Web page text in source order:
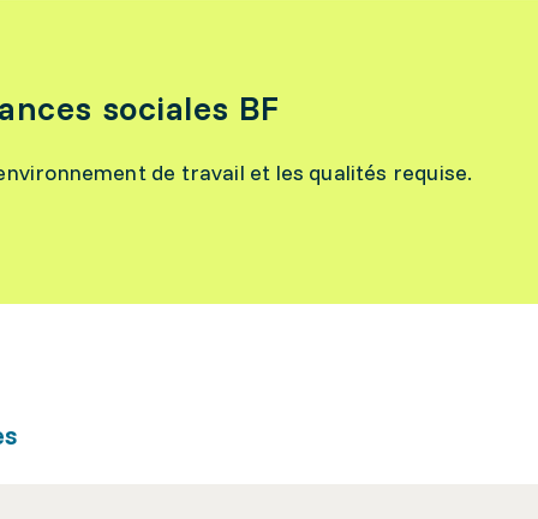
sociales BF
de travail et les qualités requise.